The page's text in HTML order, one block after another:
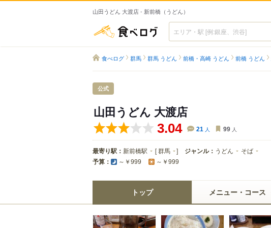
山田うどん 大渡店 - 新前橋（うどん）
食べログ
食べログ 群馬 群馬 うどん 前橋・高崎 うどん 前橋 うどん
公式
山田うどん 大渡店
3.04 21 人 99 人
最寄り駅： 新前橋駅 [群馬 ] ジャンル： うどん そば
予算： ～￥999 ～￥999
トップ メニュー・コース